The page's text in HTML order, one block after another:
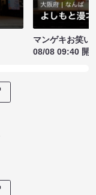
マンゲキお笑い
08/08 09:40 開